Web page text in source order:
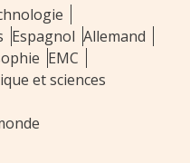
Espagnol Allemand
EMC
et sciences